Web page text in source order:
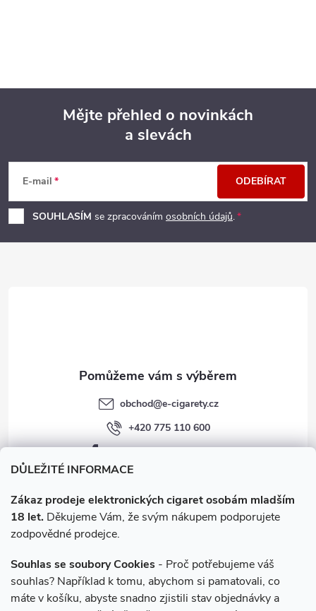
DŮLEŽITÉ INFORMACE
Zákaz prodeje elektronických cigaret osobám mladším
18 let. Děkujeme Vám, že svým nákupem podporujete
zodpovědné prodejce.
Souhlas se soubory Cookies - Proč potřebujeme váš
souhlas? Například k tomu, abychom si pamatovali, co
máte v košíku, abyste snadno zjistili stav objednávky a
p
a
Mějte přehled o novinkách
a slevách
E-mail
SOUHLASÍM se zpracováním osobních údajů.
ODEBÍRAT
obchod@e-cigarety.cz
+420 775 110 600
facebook.com/e-cigarety.cz